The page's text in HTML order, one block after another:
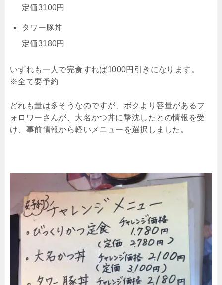
定価3100円
タワー豚丼
定価3180円
いずれも一人で完食すれば1000円引きになります。
※全て要予約
どれも量は多そうなのですが、ボクより容量があるフ
ォロワーさんが、大名かつ丼に撃沈したとの情報を受
け、事前情報から軽いメニューを選択しました。